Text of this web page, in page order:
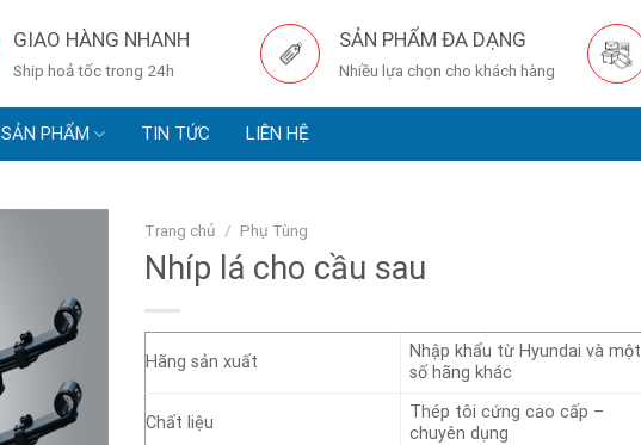
GIAO HÀNG NHANH
Ship hoả tốc trong 24h
SẢN PHẨM ĐA DẠNG
Nhiều lựa chọn cho khách hàng
SẢN PHẨM TIN TỨC LIÊN HỆ
Trang chủ / Phụ Tùng
Nhíp lá cho cầu sau
Hãng sản xuất
Nhập khẩu từ Hyundai và một
số hãng khác
Chất liệu
Thép tôi cứng cao cấp –
chuyên dụng